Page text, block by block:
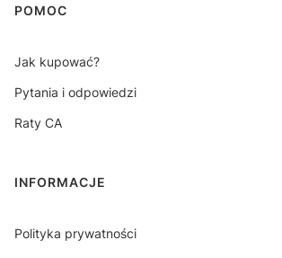
Linki w stopce
POMOC
Jak kupować?
Pytania i odpowiedzi
Raty CA
INFORMACJE
Polityka prywatności